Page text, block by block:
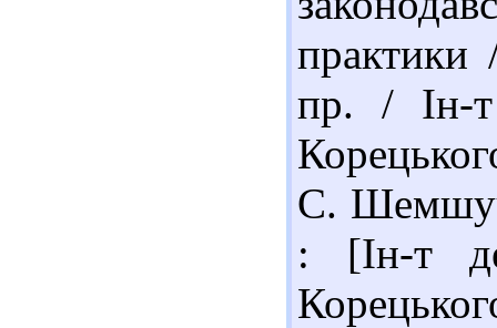
пр. / Ін-
С.
: [Ін-т